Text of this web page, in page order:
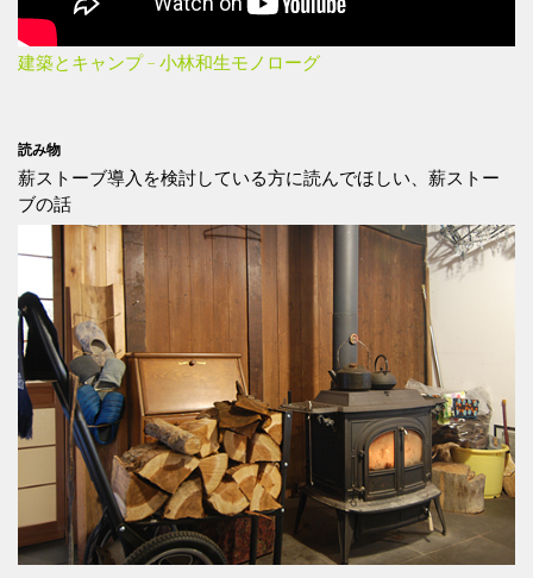
建築とキャンプ – 小林和生モノローグ
読み物
薪ストーブ導入を検討している方に読んでほしい、薪ストー
ブの話